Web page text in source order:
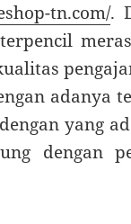
tn.com/.
adanya
yang
dengan